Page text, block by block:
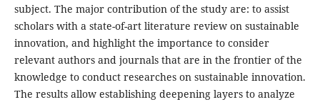
subject. The major contribution of the study are: to assist
scholars with a state-of-art literature review on sustainable
innovation, and highlight the importance to consider
relevant authors and journals that are in the frontier of the
knowledge to conduct researches on sustainable innovation.
The results allow establishing deepening layers to analyze